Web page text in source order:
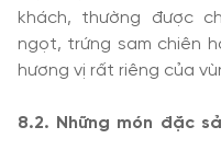
khách, thường được
ngọt, trứng sam chiên
hương vị rất riêng của
8.2. Những món đặc